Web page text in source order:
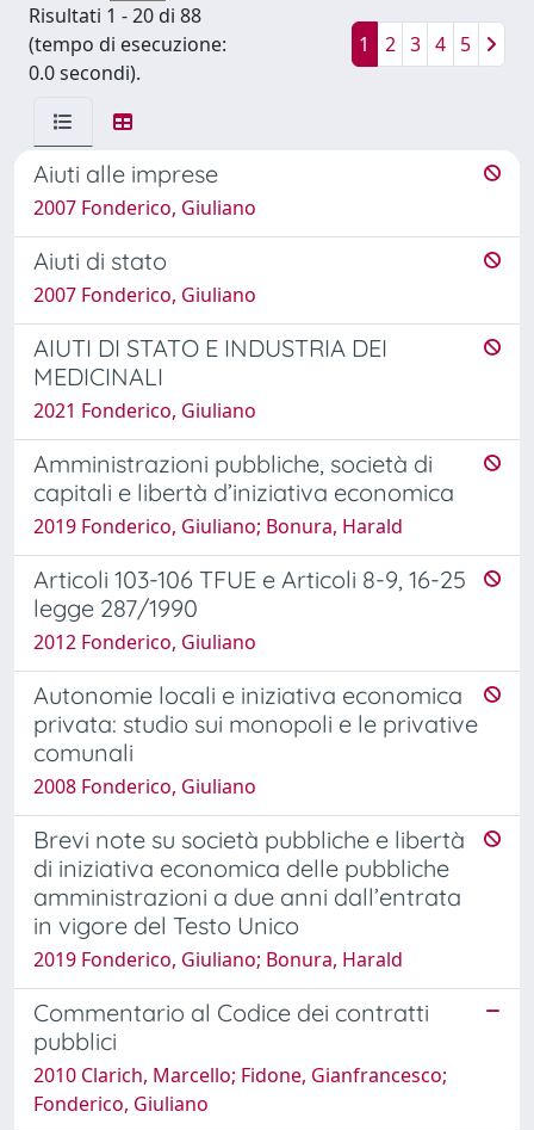
Risultati 1 - 20 di 88
(tempo di esecuzione:
0.0 secondi).
1 2 3 4 5
Aiuti alle imprese
2007 Fonderico, Giuliano
Aiuti di stato
2007 Fonderico, Giuliano
AIUTI DI STATO E INDUSTRIA DEI
MEDICINALI
2021 Fonderico, Giuliano
Amministrazioni pubbliche, società di
capitali e libertà d’iniziativa economica
2019 Fonderico, Giuliano; Bonura, Harald
Articoli 103-106 TFUE e Articoli 8-9, 16-25
legge 287/1990
2012 Fonderico, Giuliano
Autonomie locali e iniziativa economica
privata: studio sui monopoli e le privative
comunali
2008 Fonderico, Giuliano
Brevi note su società pubbliche e libertà
di iniziativa economica delle pubbliche
amministrazioni a due anni dall’entrata
in vigore del Testo Unico
2019 Fonderico, Giuliano; Bonura, Harald
Commentario al Codice dei contratti
pubblici
2010 Clarich, Marcello; Fidone, Gianfrancesco;
Fonderico, Giuliano